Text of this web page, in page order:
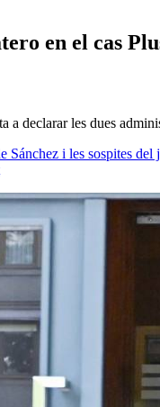
en el cas
a declarar les dues
Sánchez i les sospites del